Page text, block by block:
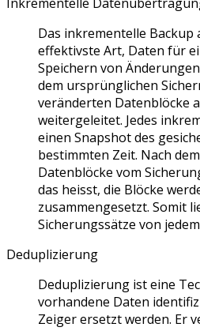
Das inkrementelle Backup
effektivste Art, Daten für
Speichern von
dem ursprünglichen
veränderten Datenblöcke
weitergeleitet. Jedes
einen Snapshot des
bestimmten Zeit. Nach
Datenblöcke vom
das heisst, die Blöcke
zusammengesetzt. Somit
Sicherungssätze von
Deduplizierung
Deduplizierung ist eine
vorhandene Daten
Zeiger ersetzt werden. Er